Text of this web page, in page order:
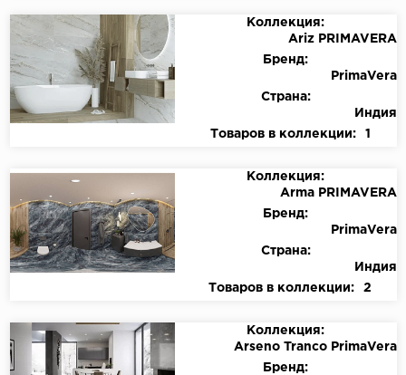
Коллекция:
Ariz PRIMAVERA
Бренд:
PrimaVera
Страна:
Индия
Товаров в коллекции:
1
Коллекция:
Arma PRIMAVERA
Бренд:
PrimaVera
Страна:
Индия
Товаров в коллекции:
2
Коллекция:
Arseno Tranco PrimaVera
Бренд: